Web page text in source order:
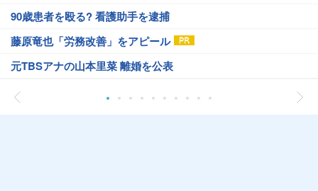
90歳患者を殴る? 看護助手を逮捕
藤原竜也「労務改善」をアピール
元TBSアナの山本里菜 離婚を公表